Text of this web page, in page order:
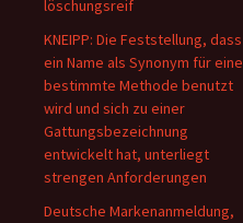
löschungsreif
KNEIPP: Die Feststellung, dass
ein Name als Synonym für eine
bestimmte Methode benutzt
wird und sich zu einer
Gattungsbezeichnung
entwickelt hat, unterliegt
strengen Anforderungen
Deutsche Markenanmeldung,